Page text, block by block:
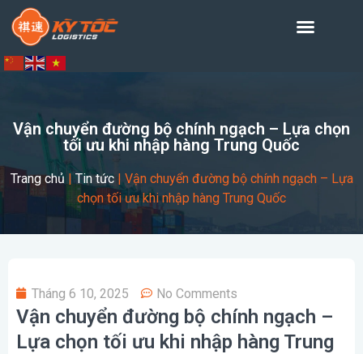
Vận chuyển đường bộ chính ngạch – Lựa chọn
tối ưu khi nhập hàng Trung Quốc
Trang chủ | Tin tức| Vận chuyển đường bộ chính ngạch – Lựa
chọn tối ưu khi nhập hàng Trung Quốc
Tháng 6 10, 2025 No Comments
Vận chuyển đường bộ chính ngạch –
Lựa chọn tối ưu khi nhập hàng Trung